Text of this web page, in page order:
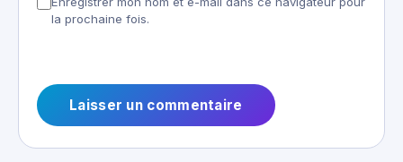
la prochaine fois.